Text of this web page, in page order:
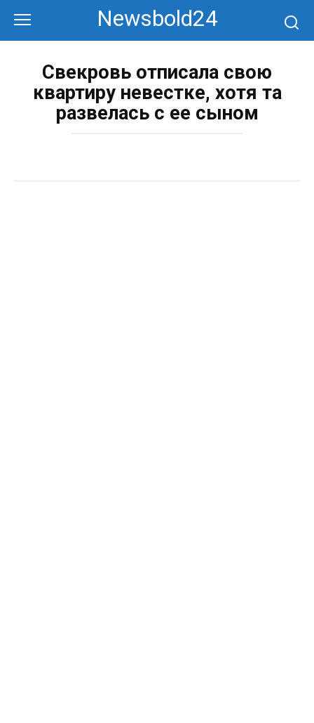
контенту
Newsbold24
Свекровь отписала свою
квартиру невестке, хотя та
развелась с ее сыном